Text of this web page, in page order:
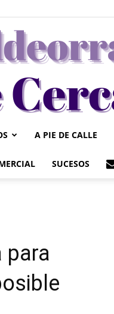
A PIE DE CALLE
SUCESOS
para